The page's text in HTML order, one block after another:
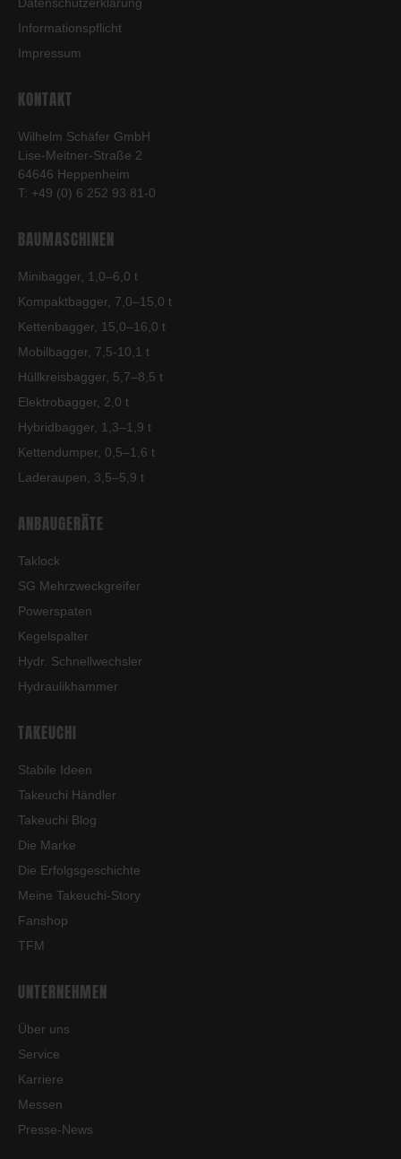
Informationspflicht
Impressum
KONTAKT
Wilhelm Schäfer GmbH
Lise-Meitner-Straße 2
64646 Heppenheim
T: +49 (0) 6 252 93 81-0
BAUMASCHINEN
Minibagger, 1,0–6,0 t
Kompaktbagger, 7,0–15,0 t
Kettenbagger, 15,0–16,0 t
Mobilbagger, 7,5-10,1 t
Hüllkreisbagger, 5,7–8,5 t
Elektrobagger, 2,0 t
Hybridbagger, 1,3–1,9 t
Kettendumper, 0,5–1,6 t
Laderaupen, 3,5–5,9 t
ANBAUGERÄTE
Taklock
SG Mehrzweckgreifer
Powerspaten
Kegelspalter
Hydr. Schnellwechsler
Hydraulikhammer
TAKEUCHI
Stabile Ideen
Takeuchi Händler
Takeuchi Blog
Die Marke
Die Erfolgsgeschichte
Meine Takeuchi-Story
Fanshop
TFM
UNTERNEHMEN
Über uns
Service
Karriere
Messen
Presse-News